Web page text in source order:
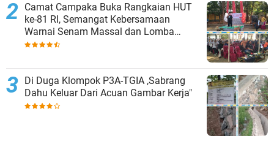
Camat Campaka Buka Rangkaian HUT
ke-81 RI, Semangat Kebersamaan
Warnai Senam Massal dan Lomba
Karaoke Perangkat Desa
Di Duga Klompok P3A-TGIA ,Sabrang
Dahu Keluar Dari Acuan Gambar Kerja"